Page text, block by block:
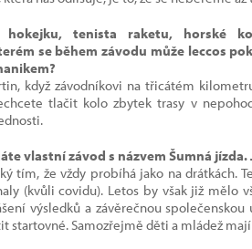
hokejku, tenista raketu, horské
se během závodu může leccos
když závodníkovi na třicátém
tlačit kolo zbytek trasy v
vlastní závod s názvem Šumná
tím, že vždy probíhá jako na drátkách.
(kvůli covidu). Letos by však již mělo
výsledků a závěrečnou
startovné. Samozřejmě děti a mládež